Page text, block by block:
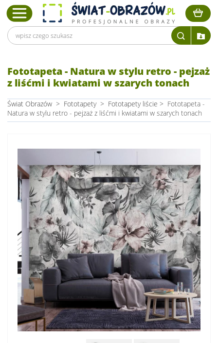
Fototapeta - Natura w stylu retro - pejzaż
z liśćmi i kwiatami w szarych tonach
Świat Obrazów > Fototapety > Fototapety liście > Fototapeta -
Natura w stylu retro - pejzaż z liśćmi i kwiatami w szarych tonach